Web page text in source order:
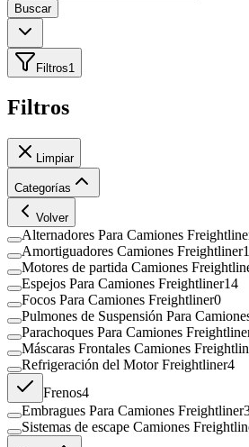
Buscar
Filtros1
Filtros
Limpiar
Categorías
Volver
Alternadores Para Camiones
Amortiguadores Camiones Freightliner1
Motores de partida Camiones
Espejos Para Camiones Freightliner14
Focos Para Camiones Freightliner0
Pulmones de Suspensión Para
Parachoques Para Camiones
Máscaras Frontales Camiones
Refrigeración del Motor Freightliner4
Frenos4
Embragues Para Camiones Freightliner
Sistemas de escape Camiones